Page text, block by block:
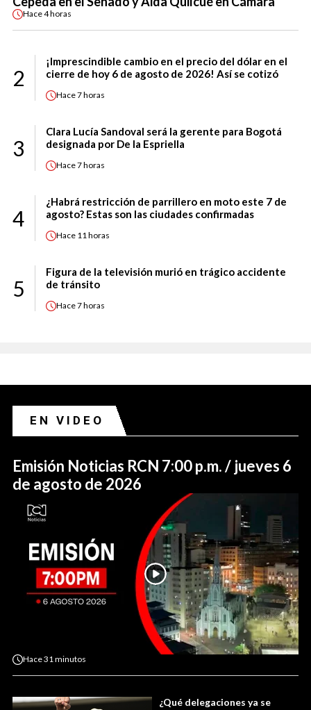
Hace4 horas
2
¡Imprescindible cambio en el precio del dólar en el
cierre de hoy 6 de agosto de 2026! Así se cotizó
Hace7 horas
3
Clara Lucía Sandoval será la gerente para Bogotá
designada por De la Espriella
Hace7 horas
4
¿Habrá restricción de parrillero en moto este 7 de
agosto? Estas son las ciudades confirmadas
Hace 11 horas
5
Figura de la televisión murió en trágico accidente
de tránsito
Hace7 horas
EN VIDEO
Emisión Noticias RCN 7:00 p.m. / jueves 6
de agosto de 2026
Hace31 minutos
¿Qué delegaciones ya se